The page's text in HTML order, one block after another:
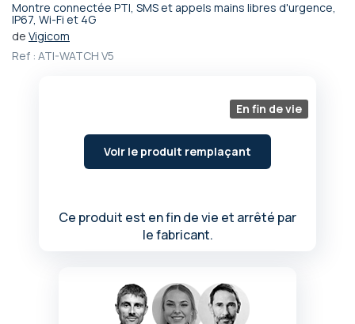
Montre connectée PTI, SMS et appels mains libres d'urgence,
IP67, Wi-Fi et 4G
de Vigicom
Ref : ATI-WATCH V5
En fin de vie
Voir le produit remplaçant
Ce produit est en fin de vie et arrêté par
le fabricant.
Passer
au
début
de